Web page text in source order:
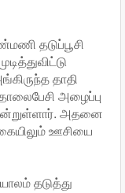
தடுப்பூசி
தாதி
அழைப்பு
அதனை
ஊசியை
தடுத்து